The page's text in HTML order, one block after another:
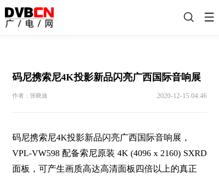
搜
码尼携索尼4K投影新品闪亮广西国际音响展
作者：张晓迪 2020-12-15 04:46
码尼携索尼4K投影新品闪亮广西国际音响展，
VPL-VW598 配备索尼原装 4K (4096 x 2160) SXRD
面板，可产生画质高达高清面板四倍以上的真正